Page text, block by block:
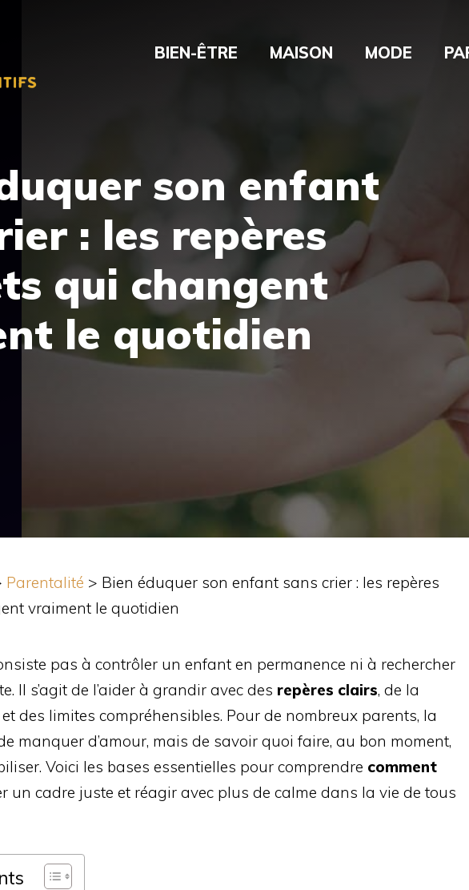
BIEN-ÊTRE MAISON MODE
son enfant
: les repères
qui changent
le quotidien
Parentalité > Bien éduquer son enfant sans crier : les repères
vraiment le quotidien
pas à contrôler un enfant en permanence ni à rechercher
Il s’agit de l’aider à grandir avec des repères clairs, de la
et des limites compréhensibles. Pour de nombreux parents, la
manquer d’amour, mais de savoir quoi faire, au bon moment,
Voici les bases essentielles pour comprendre comment
un cadre juste et réagir avec plus de calme dans la vie de tous